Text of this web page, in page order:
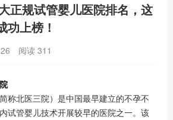
正规试管婴儿医院排名，这
功上榜！
阅读 311
称北医三院）是中国最早建立的不孕不
试管婴儿技术开展较早的医院之一。该